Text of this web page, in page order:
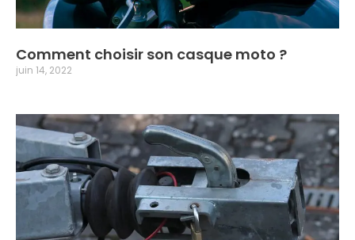
Comment choisir son casque moto ?
juin 14, 2022